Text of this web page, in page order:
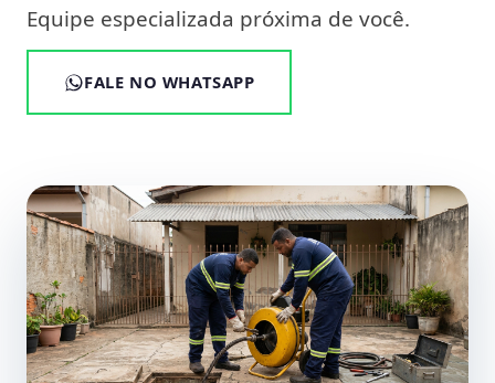
Equipe especializada próxima de você.
FALE NO WHATSAPP